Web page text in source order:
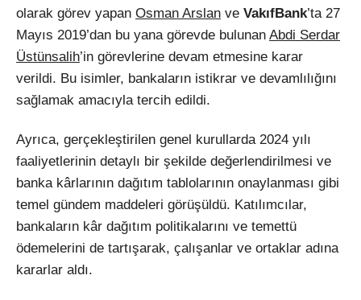
olarak görev yapan Osman Arslan ve VakıfBank’ta 27
Mayıs 2019’dan bu yana görevde bulunan Abdi Serdar
Üstünsalih’in görevlerine devam etmesine karar
verildi. Bu isimler, bankaların istikrar ve devamlılığını
sağlamak amacıyla tercih edildi.
Ayrıca, gerçekleştirilen genel kurullarda 2024 yılı
faaliyetlerinin detaylı bir şekilde değerlendirilmesi ve
banka kârlarının dağıtım tablolarının onaylanması gibi
temel gündem maddeleri görüşüldü. Katılımcılar,
bankaların kâr dağıtım politikalarını ve temettü
ödemelerini de tartışarak, çalışanlar ve ortaklar adına
kararlar aldı.